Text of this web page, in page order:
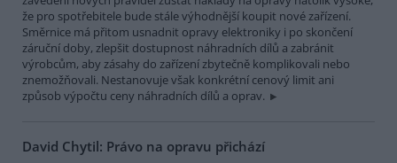
že pro spotřebitele bude stále výhodnější koupit nové zařízení.
Směrnice má přitom usnadnit opravy elektroniky i po skončení
záruční doby, zlepšit dostupnost náhradních dílů a zabránit
výrobcům, aby zásahy do zařízení zbytečně komplikovali nebo
znemožňovali. Nestanovuje však konkrétní cenový limit ani
způsob výpočtu ceny náhradních dílů a oprav.
David Chytil: Právo na opravu přichází